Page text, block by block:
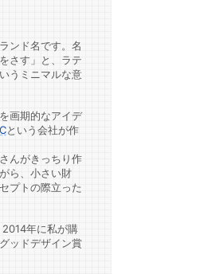
ンド名です。名
さす」と、ラテ
うミニマルな意
画期的なアイデ
という会社が作
んがきっちり作
ら、小さい財
プトの際立った
2014年に私が購
ッドデザイン賞